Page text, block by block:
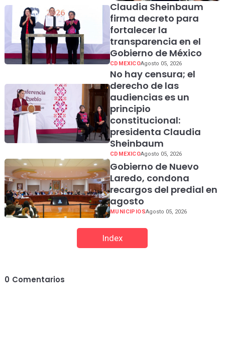
Claudia Sheinbaum
firma decreto para
fortalecer la
transparencia en el
Gobierno de México
CDMEXICOAgosto 05, 2026
No hay censura; el
derecho de las
audiencias es un
principio
constitucional:
presidenta Claudia
Sheinbaum
CDMEXICOAgosto 05, 2026
Gobierno de Nuevo
Laredo, condona
recargos del predial en
agosto
MUNICIPIOSAgosto 05, 2026
Index
0 Comentarios